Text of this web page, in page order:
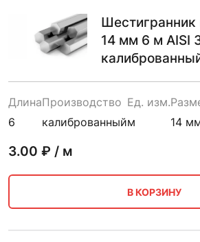
14 мм 6 м AISI
Длина
6
Производство
калиброванный
Ед. изм.
м
14
3.00 ₽ / м
В КОРЗИНУ